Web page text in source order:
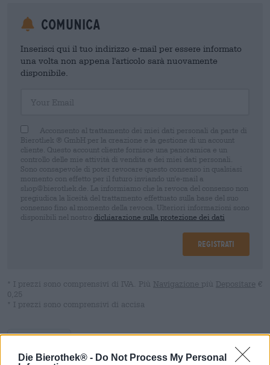
Die Bierothek® - Do Not Process My Personal
Comunica
Inserisci qui il tuo indirizzo e-mail per essere informato
una volta non appena l'articolo sarà nuovamente
disponibile.
Acconsento al trattamento dei miei dati personali da parte di
Bierothek ® GmbH per la creazione e la gestione di un account
cliente. Questo account cliente fornisce una panoramica e un
controllo delle mie attività di vendita e dei miei dati personali.
Sono consapevole di poter revocare questo consenso in qualsiasi
momento con effetto per il futuro inviando un'e-mail a
shop@bierothek.de. La informiamo che la revoca del consenso non
pregiudica la liceità del trattamento effettuato sulla base del suo
consenso fino al momento della revoca. Ulteriori informazioni sono
disponibili nel nostro dichiarazione sulla protezione dei dati
Registrati
* I prezzi sono comprensivi di IVA. Più Navigazione più Depositare €
0,25
* I prezzi sono comprensivi di accisa